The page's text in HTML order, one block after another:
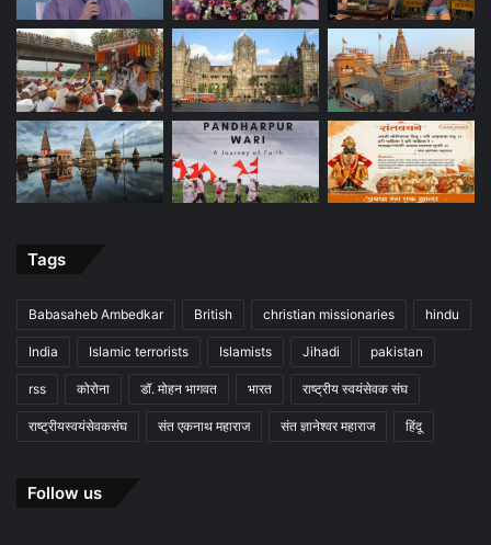
Tags
Babasaheb Ambedkar British christian missionaries hindu
India Islamic terrorists Islamists Jihadi pakistan
rss कोरोना डॉ. मोहन भागवत भारत राष्ट्रीय स्वयंसेवक संघ
राष्ट्रीयस्वयंसेवकसंघ संत एकनाथ महाराज संत ज्ञानेश्वर महाराज हिंदू
Follow us